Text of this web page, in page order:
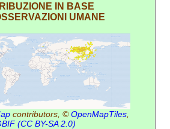
IN BASE
UMANE
contributors, ©OpenMapTiles
(CC BY-SA 2.0)